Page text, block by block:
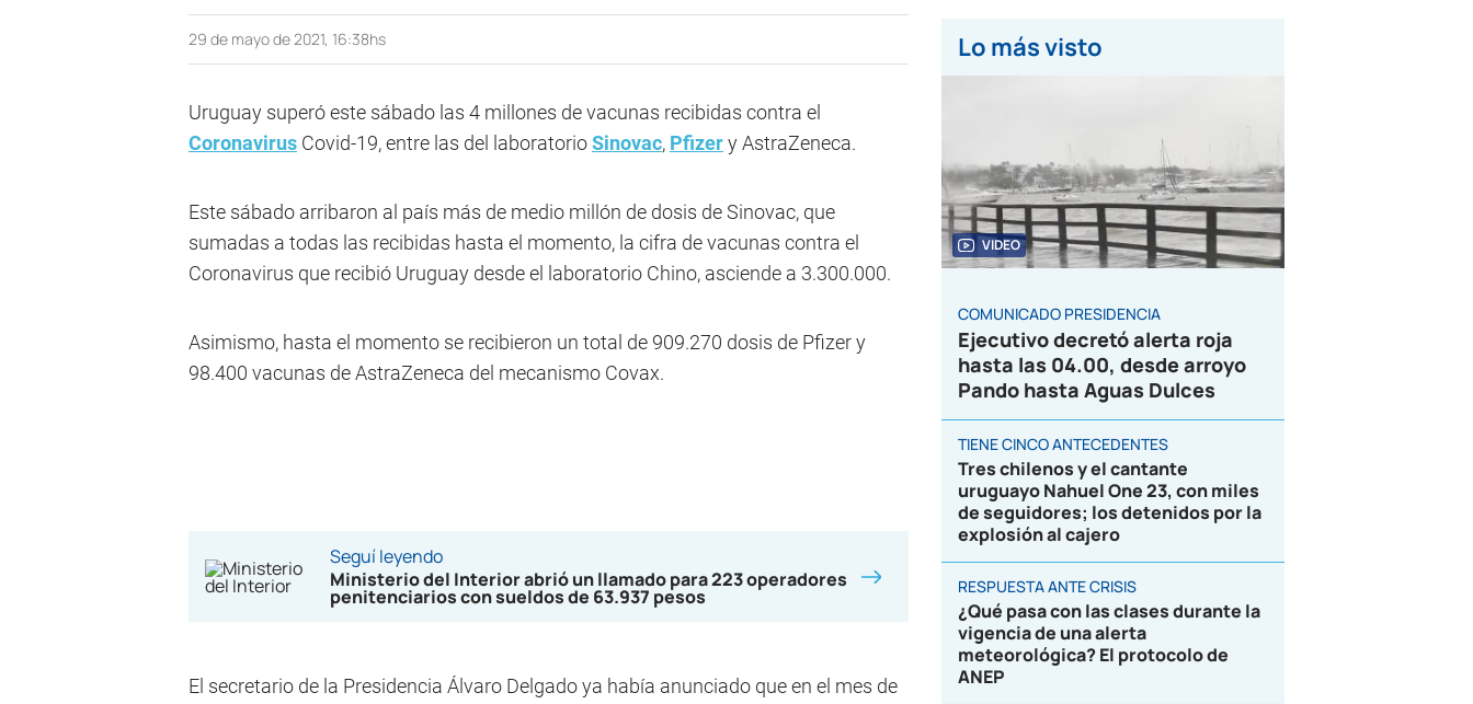
29 de mayo de 2021, 16:38hs
Uruguay superó este sábado las 4 millones de vacunas recibidas contra el
Coronavirus Covid-19, entre las del laboratorioSinovac, Pfizery AstraZeneca.
Este sábado arribaron al país más de medio millón de dosis de Sinovac, que
sumadas a todas las recibidas hasta el momento, la cifra de vacunas contra el
Coronavirus que recibió Uruguay desde el laboratorio Chino, asciende a 3.300.000.
Asimismo, hasta el momento se recibieron un total de 909.270 dosis de Pfizer y
98.400 vacunas de AstraZeneca del mecanismo Covax.
Seguí leyendo
Ministerio del Interior abrió un llamado para 223 operadores
penitenciarios con sueldos de 63.937 pesos
El secretario de la Presidencia Álvaro Delgado ya había anunciado que en el mes de
Lo más visto
VIDEO
COMUNICADO PRESIDENCIA
Ejecutivo decretó alerta roja
hasta las 04.00, desde arroyo
Pando hasta Aguas Dulces
TIENE CINCO ANTECEDENTES
Tres chilenos y el cantante
uruguayo Nahuel One 23, con miles
de seguidores; los detenidos por la
explosión al cajero
RESPUESTA ANTE CRISIS
¿Qué pasa con las clases durante la
vigencia de una alerta
meteorológica? El protocolo de
ANEP